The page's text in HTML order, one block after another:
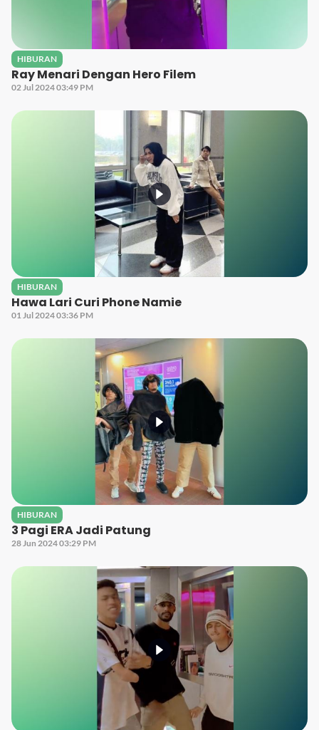
HIBURAN
Ray Menari Dengan Hero Filem
02 Jul 2024 03:49 PM
HIBURAN
Hawa Lari Curi Phone Namie
01 Jul 2024 03:36 PM
HIBURAN
3 Pagi ERA Jadi Patung
28 Jun 2024 03:29 PM